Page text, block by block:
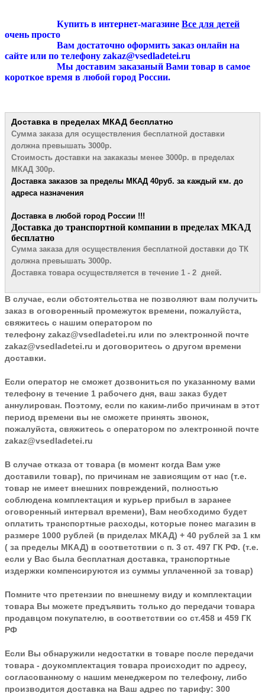
Купить в интернет-магазине Все для детей
очень просто
Вам достаточно оформить заказ онлайн на
сайте или по телефону zakaz@vsedladetei.ru
Мы доставим заказаный Вами товар в самое
короткое время в любой город России.
Доставка в пределах МКАД бесплатно
Сумма заказа для осуществления бесплатной доставки
должна превышать 3000р.
Стоимость доставки на закаказы менее 3000р. в пределах
МКАД 300р.
Доставка заказов за пределы МКАД 40руб. за каждый км. до
адреса назначения
Доставка в любой город России !!!
​Доставка до транспортной компании в пределах МКАД
бесплатно
Сумма заказа для осуществления бесплатной доставки до ТК
должна превышать 3000р.
Доставка товара осуществляется в течение 1 - 2 дней.
В случае, если обстоятельства не позволяют вам получить
заказ в оговоренный промежуток времени, пожалуйста,
свяжитесь с нашим оператором по
телефону zakaz@vsedladetei.ru или по электронной почте
zakaz@vsedladetei.ru и договоритесь о другом времени
доставки.
Если оператор не сможет дозвониться по указанному вами
телефону в течение 1 рабочего дня, ваш заказ будет
аннулирован. Поэтому, если по каким-либо причинам в этот
период времени вы не сможете принять звонок,
пожалуйста, свяжитесь с оператором по электронной почте
zakaz@vsedladetei.ru
В случае отказа от товара (в момент когда Вам уже
доставили товар), по причинам не зависящим от нас (т.е.
товар не имеет внешних повреждений, полностью
соблюдена комплектация и курьер прибыл в заранее
оговоренный интервал времени), Вам необходимо будет
оплатить транспортные расходы, которые понес магазин в
размере 1000 рублей (в приделах МКАД) + 40 рублей за 1 км
( за пределы МКАД) в соответствии с п. 3 ст. 497 ГК РФ. (т.е.
если у Вас была бесплатная доставка, транспортные
издержки компенсируются из суммы уплаченной за товар)
Помните что претензии по внешнему виду и комплектации
товара Вы можете предъявить только до передачи товара
продавцом покупателю, в соответствии со ст.458 и 459 ГК
РФ
Если Вы обнаружили недостатки в товаре после передачи
товара - доукомплектация товара происходит по адресу,
согласованному с нашим менеджером по телефону, либо
производится доставка на Ваш адрес по тарифу: 300